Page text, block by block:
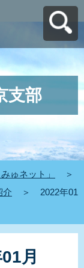
支部
ゅネット」
＞
介 ＞
2022年01
月